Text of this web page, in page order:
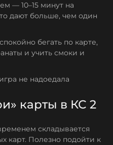
— 10–15 минут на
дают больше, чем один
бегать по карте,
и учить смоки и
не надоедала
карты в КС 2
складывается
карт. Полезно подойти к